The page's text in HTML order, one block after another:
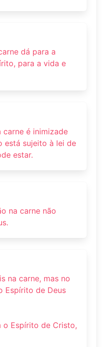
dá para a
para a vida e
carne é inimizade
está sujeito à lei de
estar.
na carne não
na carne, mas no
Espírito de Deus
o Espírito de Cristo,